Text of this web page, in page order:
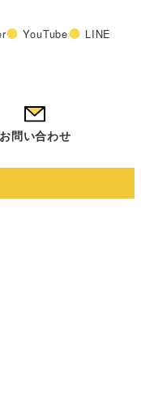
YouTube LINE
お問い合わせ